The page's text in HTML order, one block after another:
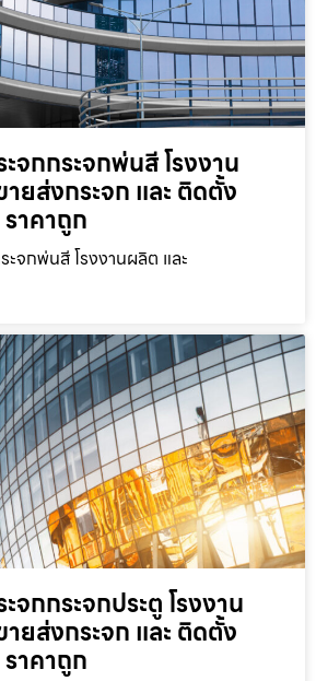
จกกระจกพ่นสี โรงงาน
ยส่งกระจก และ ติดตั้ง
าคาถูก
ะจกพ่นสี โรงงานผลิต และ
จกกระจกประตู โรงงาน
ยส่งกระจก และ ติดตั้ง
าคาถูก